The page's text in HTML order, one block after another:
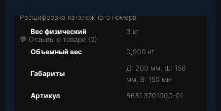
Расшифровка каталожного номера
💬 Отзывы о товаре (0)
Вес физический 3 кг
Объемный вес 0,900 кг
Габариты
Д: 200 мм, Ш: 150
мм, В: 150 мм
Артикул
6651.3701000-01